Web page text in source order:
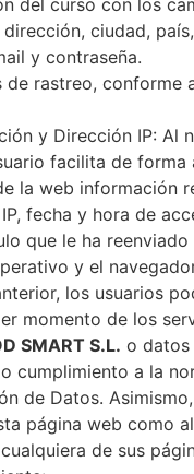
del curso con los
ciudad,
y contraseña.
de rastreo, conforme
y Dirección IP: Al
facilita de forma
la web información
fecha y hora de
que le ha reenviado
y el
los usuarios
momento de los
SMART S.L. o
cumplimiento a la
de Datos.
página web como
de sus